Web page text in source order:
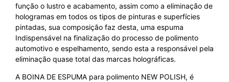
função o lustro e acabamento, assim como a eliminação de
hologramas em todos os tipos de pinturas e superfícies
pintadas, sua composição faz desta, uma espuma
Indispensável na finalização do processo de polimento
automotivo e espelhamento, sendo esta a responsável pela
eliminação quase total das marcas holográficas.
A BOINA DE ESPUMA para polimento NEW POLISH, é